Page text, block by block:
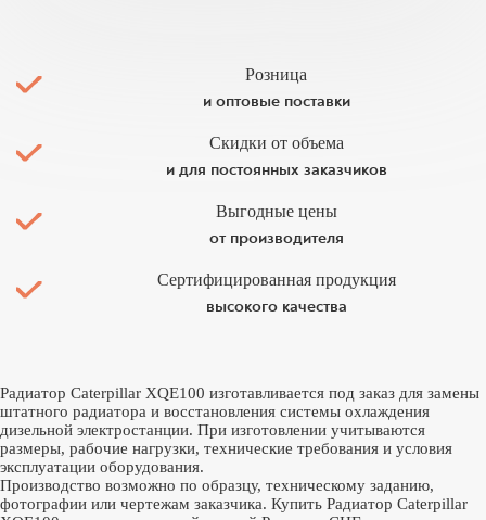
Розница
и оптовые поставки
Скидки от объема
и для постоянных заказчиков
Выгодные цены
от производителя
Сертифицированная продукция
высокого качества
Радиатор Caterpillar XQE100 изготавливается под заказ для замены
штатного радиатора и восстановления системы охлаждения
дизельной электростанции. При изготовлении учитываются
размеры, рабочие нагрузки, технические требования и условия
эксплуатации оборудования.
Производство возможно по образцу, техническому заданию,
фотографии или чертежам заказчика. Купить Радиатор Caterpillar